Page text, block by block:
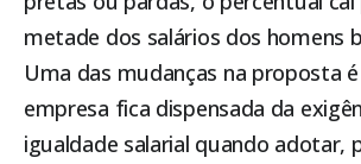
metade dos salários dos homens
Uma das mudanças na proposta
empresa fica dispensada da
igualdade salarial quando adotar,